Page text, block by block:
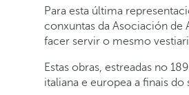
Para esta última
conxuntas da Asociación de
facer servir o mesmo
Estas obras, estreadas no
italiana e europea a finais